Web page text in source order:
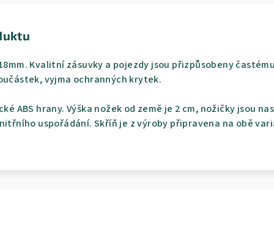
Kvalitní zásuvky a pojezdy jsou přizpůsobeny
vyjma ochranných krytek.
ABS hrany. Výška nožek od země je 2 cm, nožičky jsou
uspořádání. Skříň je z výroby připravena na obě